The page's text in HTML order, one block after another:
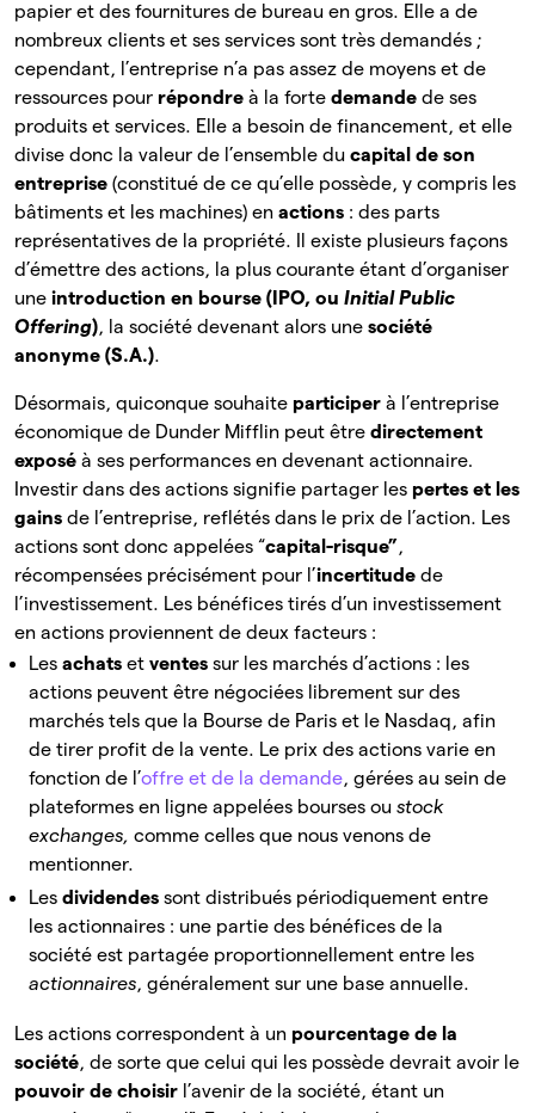
papier et des fournitures de bureau en gros. Elle a de
nombreux clients et ses services sont très demandés ;
cependant, l’entreprise n’a pas assez de moyens et de
ressources pour répondre à la forte demande de ses
produits et services. Elle a besoin de financement, et elle
divise donc la valeur de l’ensemble du capital de son
entreprise (constitué de ce qu’elle possède, y compris les
bâtiments et les machines) en actions : des parts
représentatives de la propriété. Il existe plusieurs façons
d’émettre des actions, la plus courante étant d’organiser
une introduction en bourse (IPO, ou Initial Public
Offering), la société devenant alors une société
anonyme (S.A.).
Désormais, quiconque souhaite participer à l’entreprise
économique de Dunder Mifflin peut être directement
exposé à ses performances en devenant actionnaire.
Investir dans des actions signifie partager les pertes et les
gains de l’entreprise, reflétés dans le prix de l’action. Les
actions sont donc appelées “capital-risque”,
récompensées précisément pour l’incertitude de
l’investissement. Les bénéfices tirés d’un investissement
en actions proviennent de deux facteurs :
Les achats et ventes sur les marchés d’actions : les
actions peuvent être négociées librement sur des
marchés tels que la Bourse de Paris et le Nasdaq, afin
de tirer profit de la vente. Le prix des actions varie en
fonction de l’offre et de la demande, gérées au sein de
plateformes en ligne appelées bourses ou stock
exchanges, comme celles que nous venons de
mentionner.
Les dividendes sont distribués périodiquement entre
les actionnaires : une partie des bénéfices de la
société est partagée proportionnellement entre les
actionnaires, généralement sur une base annuelle.
Les actions correspondent à un pourcentage de la
société, de sorte que celui qui les possède devrait avoir le
pouvoir de choisir l’avenir de la société, étant un